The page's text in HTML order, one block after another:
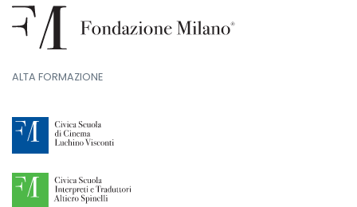
ALTA FORMAZIONE